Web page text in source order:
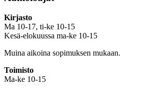
Kirjasto
Ma 10-17, ti-ke 10-15
Kesä-elokuussa ma-ke 10-15
Muina aikoina sopimuksen mukaan.
Toimisto
Ma-ke 10-15